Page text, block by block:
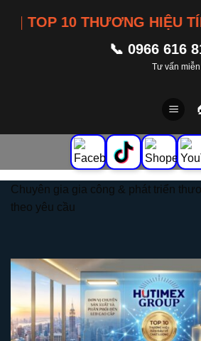
HIỆU TÍN NHIỆM
📞 0966 616
Tư vấn
Chuyên gia gia công & phát triển
theo yêu cầu